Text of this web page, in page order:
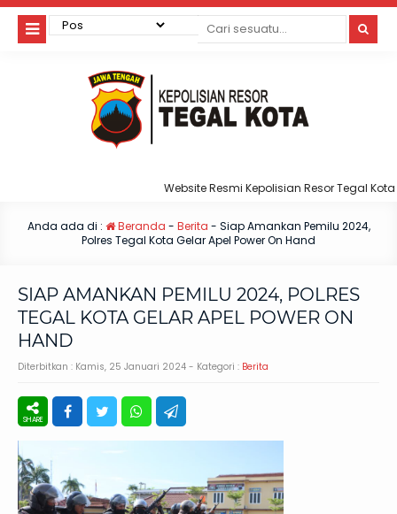
Website Resmi Kepolisian Resor Tegal Kota
Anda ada di : Beranda - Berita - Siap Amankan Pemilu 2024,
Polres Tegal Kota Gelar Apel Power On Hand
SIAP AMANKAN PEMILU 2024, POLRES
TEGAL KOTA GELAR APEL POWER ON
HAND
Diterbitkan : Kamis, 25 Januari 2024 - Kategori : Berita